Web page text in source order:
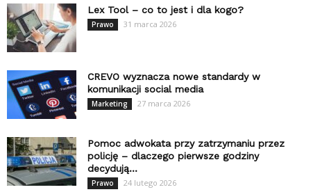
Lex Tool – co to jest i dla kogo?
Prawo 31 marca 2026
CREVO wyznacza nowe standardy w
komunikacji social media
Marketing 27 marca 2026
Pomoc adwokata przy zatrzymaniu przez
policję – dlaczego pierwsze godziny
decydują...
Prawo 24 lutego 2026